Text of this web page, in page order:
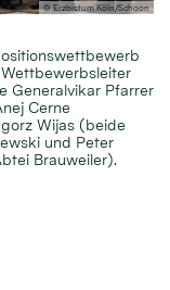
© Erzbistum Köln/Schoon
Generalvikar Pfarrer
Cerne
Wijas (beide
und Peter
Brauweiler).